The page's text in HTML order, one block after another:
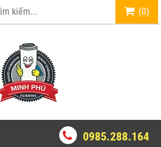
(0)
0985.288.164